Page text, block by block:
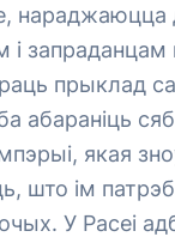
і
прыклад
абараніць
якая
што ім
У Расеі